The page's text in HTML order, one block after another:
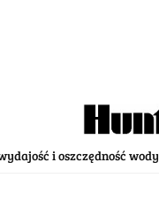
i oszczędność wody